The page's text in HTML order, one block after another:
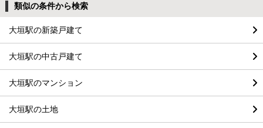
類似の条件から検索
大垣駅の新築戸建て
大垣駅の中古戸建て
大垣駅のマンション
大垣駅の土地